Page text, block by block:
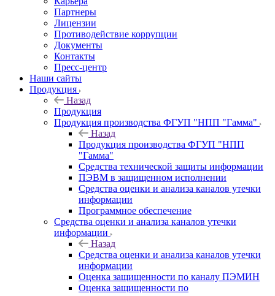
Партнеры
Лицензии
Противодействие коррупции
Документы
Контакты
Пресс-центр
Наши сайты
Продукция
Назад
Продукция
Продукция производства ФГУП "НПП "Гамма"
Назад
Продукция производства ФГУП "НПП
"Гамма"
Средства технической защиты информации
ПЭВМ в защищенном исполнении
Средства оценки и анализа каналов утечки
информации
Программное обеспечение
Средства оценки и анализа каналов утечки
информации
Назад
Средства оценки и анализа каналов утечки
информации
Оценка защищенности по каналу ПЭМИН
Оценка защищенности по